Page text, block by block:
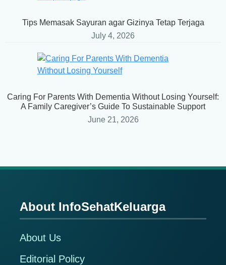
Tips Memasak Sayuran agar Gizinya Tetap Terjaga
July 4, 2026
Caring For Parents With Dementia Without Losing Yourself:
A Family Caregiver’s Guide To Sustainable Support
June 21, 2026
Footer
About InfoSehatKeluarga
About Us
Editorial Policy